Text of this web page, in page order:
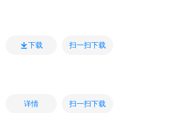
下载 扫一扫下载
详情 扫一扫下载